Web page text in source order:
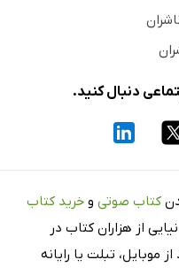
دنبال کنید.
کتاب صوتی و خرید کتاب
از هزاران کتاب در
موبایل، تبلت یا رایانه